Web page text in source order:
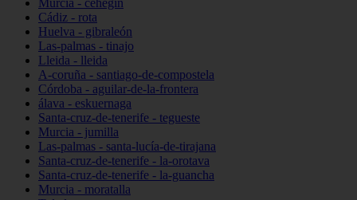
Murcia - cehegín
Cádiz - rota
Huelva - gibraleón
Las-palmas - tinajo
Lleida - lleida
A-coruña - santiago-de-compostela
Córdoba - aguilar-de-la-frontera
álava - eskuernaga
Santa-cruz-de-tenerife - tegueste
Murcia - jumilla
Las-palmas - santa-lucía-de-tirajana
Santa-cruz-de-tenerife - la-orotava
Santa-cruz-de-tenerife - la-guancha
Murcia - moratalla